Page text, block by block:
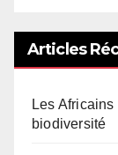
Articles
Les
biodiversité